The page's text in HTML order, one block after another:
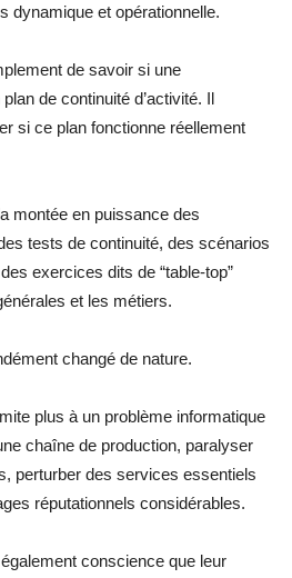
dynamique et opérationnelle.
de savoir si une
de continuité d’activité. Il
si ce plan fonctionne réellement
montée en puissance des
tests de continuité, des scénarios
exercices dits de “table-top”
et les métiers.
changé de nature.
plus à un problème informatique
chaîne de production, paralyser
perturber des services essentiels
réputationnels considérables.
conscience que leur